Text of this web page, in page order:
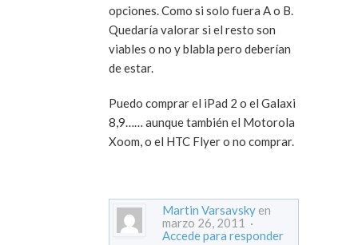
opciones. Como si solo fuera A o B.
Quedaría valorar si el resto son
viables o no y blabla pero deberían
de estar.
Puedo comprar el iPad 2 o el Galaxi
8,9…… aunque también el Motorola
Xoom, o el HTC Flyer o no comprar.
Martin Varsavsky en
marzo 26, 2011 ·
Accede para responder